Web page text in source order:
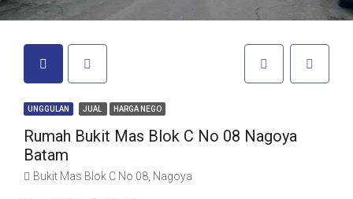
UNGGULAN JUAL HARGA NEGO
Rumah Bukit Mas Blok C No 08 Nagoya
Batam
Bukit Mas Blok C No 08, Nagoya